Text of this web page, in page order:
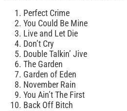
Perfect Crime
You Could Be Mine
Live and Let Die
Don’t Cry
Double Talkin’ Jive
The Garden
Garden of Eden
November Rain
You Ain’t The First
Back Off Bitch